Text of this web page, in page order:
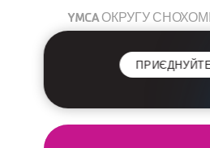
YMCA ОКРУГУ